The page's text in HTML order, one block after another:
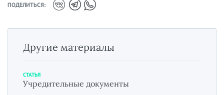
ПОДЕЛИТЬСЯ:
Другие материалы
СТАТЬЯ
Учредительные документы